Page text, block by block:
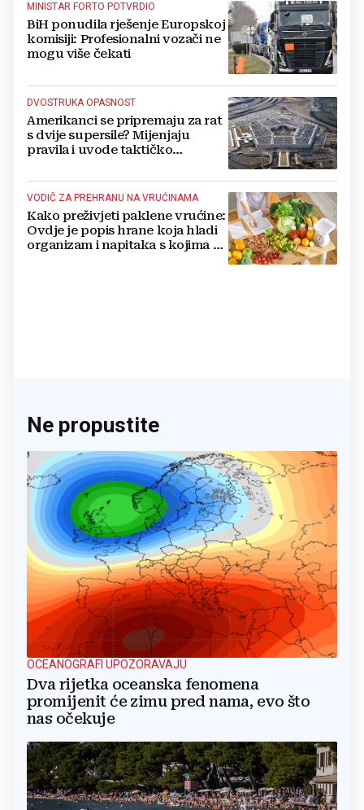
MINISTAR FORTO POTVRDIO
BiH ponudila rješenje Europskoj
komisiji: Profesionalni vozači ne
mogu više čekati
DVOSTRUKA OPASNOST
Amerikanci se pripremaju za rat
s dvije supersile? Mijenjaju
pravila i uvode taktičko
VODIČ ZA PREHRANU NA VRUĆINAMA
Kako preživjeti paklene vrućine:
Ovdje je popis hrane koja hladi
organizam i napitaka s kojima si
Ne propustite
OCEANOGRAFI UPOZORAVAJU
Dva rijetka oceanska fenomena
promijenit će zimu pred nama, evo što
nas očekuje